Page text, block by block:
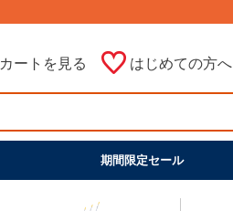
カートを見る はじめての方へ
期間限定セール